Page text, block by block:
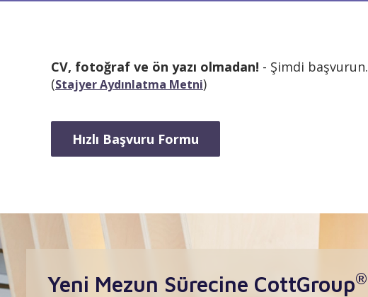
CV, fotoğraf ve ön yazı olmadan! - Şimdi başvurun.
(Stajyer Aydınlatma Metni)
Hızlı Başvuru Formu
Yeni Mezun Sürecine CottGroup®